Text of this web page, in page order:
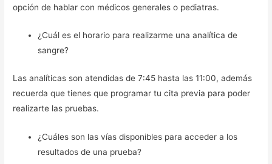
opción de hablar con médicos generales o pediatras.
¿Cuál es el horario para realizarme una analítica de
sangre?
Las analíticas son atendidas de 7:45 hasta las 11:00, además
recuerda que tienes que programar tu cita previa para poder
realizarte las pruebas.
¿Cuáles son las vías disponibles para acceder a los
resultados de una prueba?